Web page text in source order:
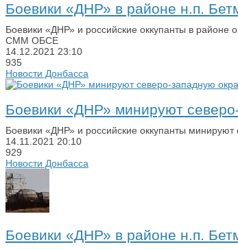
Боевики «ДНР» в районе н.п.
Боевики «ДНР» и российские оккупанты в
СММ ОБСЕ
14.12.2021 23:10
935
Новости Донбасса
Боевики «ДНР» минируют
Боевики «ДНР» и российские оккупанты
14.11.2021 20:10
929
Новости Донбасса
Боевики «ДНР» в районе н.п.